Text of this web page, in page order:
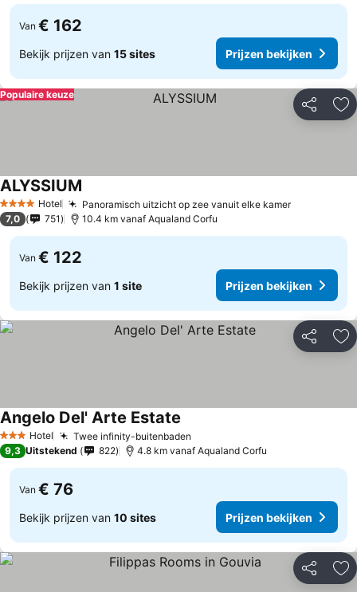
Van € 162
Bekijk prijzen van 15 sites Prijzen bekijken
Delen
Populaire keuze
4 SterrenHotel Panoramisch uitzicht op zee vanuit elke kamer
ALYSSIUM
7,0 751 10.4 km vanaf Aqualand Corfu
Van € 122
Bekijk prijzen van 1 site Prijzen bekijken
Delen
3 SterrenHotel Twee infinity-buitenbaden
Angelo Del' Arte Estate
9,3 Uitstekend 822 4.8 km vanaf Aqualand Corfu
Van € 76
Bekijk prijzen van 10 sites Prijzen bekijken
Delen